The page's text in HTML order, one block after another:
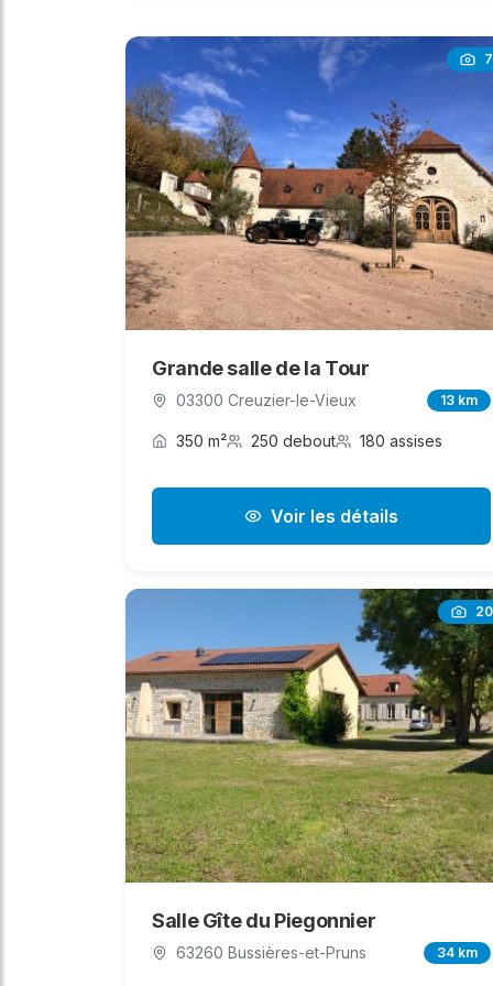
7
Grande salle de la Tour
03300 Creuzier-le-Vieux 13 km
350 m² 250 debout 180 assises
Voir les détails
20
Salle Gîte du Piegonnier
63260 Bussières-et-Pruns 34 km